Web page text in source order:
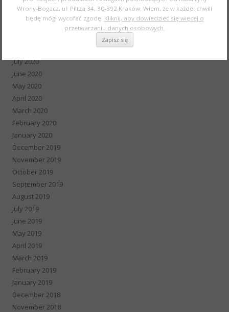
November 2020
October 2020
July 2020
June 2020
May 2020
April 2020
March 2020
February 2020
January 2020
December 2019
November 2019
October 2019
September 2019
August 2019
July 2019
June 2019
May 2019
April 2019
March 2019
February 2019
January 2019
December 2018
November 2018
Wrony-Bogacz, ul. Piltza 34, 30-392 Kraków. Wiem, że w każdej chwili
będę mógł wycofać zgodę. Kliknij, aby dowiedzieć się więcej o
przetwarzaniu danych osobowych.